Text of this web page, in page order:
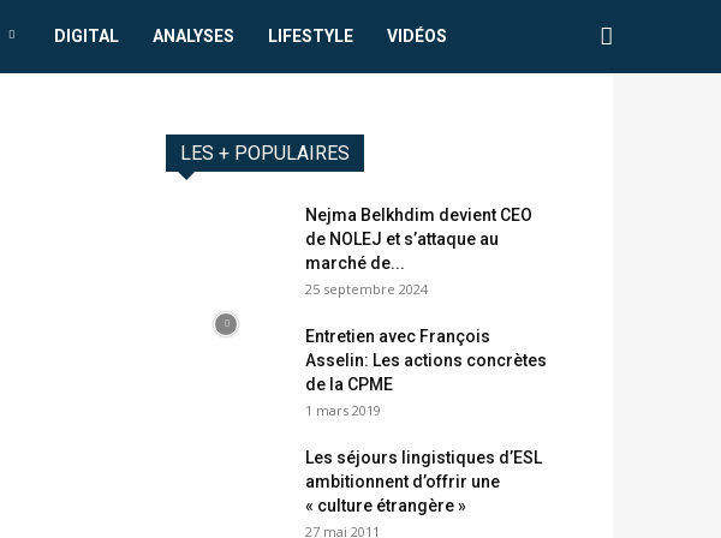
DIGITAL ANALYSES LIFESTYLE VIDÉOS
LES + POPULAIRES
Nejma Belkhdim devient CEO
de NOLEJ et s’attaque au
marché de...
25 septembre 2024
Entretien avec François
Asselin: Les actions concrètes
de la CPME
1 mars 2019
Les séjours lingistiques d’ESL
ambitionnent d’offrir une
« culture étrangère »
27 mai 2011